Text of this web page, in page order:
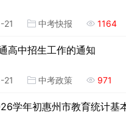
21 中考快报 1164
高中招生工作的通知
21 中考政策 971
学年初惠州市教育统计基